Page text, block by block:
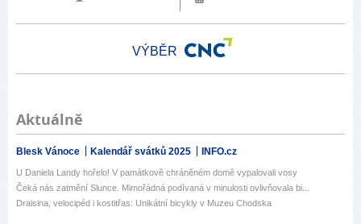
VÝBĚR
Aktuálně
Blesk Vánoce Kalendář svátků 2025 INFO.cz
U Daniela Landy hořelo! V památkově chráněném domě vypalovali vosy
Čeká nás zatmění Slunce. Mimořádná podívaná v minulosti ovlivňovala bi...
Draisina, velocipéd i kostitřas: Unikátní bicykly v Muzeu Chodska